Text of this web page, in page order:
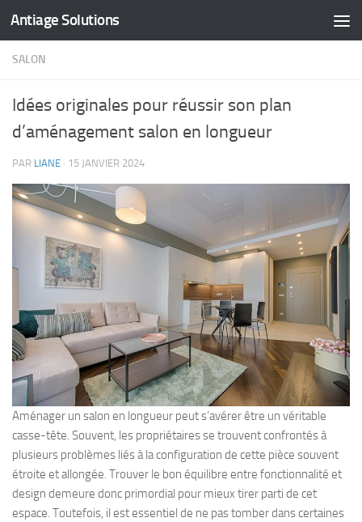
Skip to content
Antiage Solutions
SALON
Idées originales pour réussir son plan
d’aménagement salon en longueur
PAR LIANE · 15 JANVIER 2024
Aménager un salon en longueur peut s’avérer être un véritable
casse-tête. Souvent, les propriétaires se trouvent confrontés à
plusieurs problèmes liés à la configuration de cette pièce souvent
étroite et allongée. Trouver le bon équilibre entre fonctionnalité et
design demeure donc primordial pour mieux tirer parti de cet
espace. Toutefois, il est essentiel de ne pas tomber dans certaines